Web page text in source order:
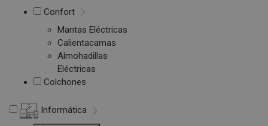
Confort
Mantas Eléctricas
Calientacamas
Almohadillas
Eléctricas
Colchones
Informática